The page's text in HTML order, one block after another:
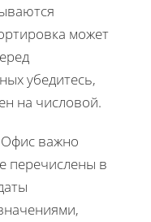
может
убедитесь,
на числовой.
важно
перечислены в